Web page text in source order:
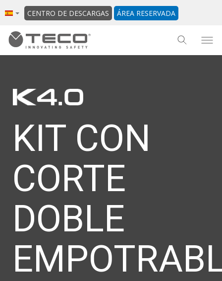
CENTRO DE DESCARGAS ÁREA RESERVADA
KIT CON
CORTE
DOBLE